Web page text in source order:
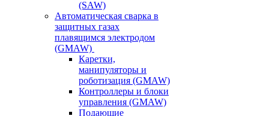
(SAW)
Автоматическая сварка в
защитных газах
плавящимся электродом
(GMAW)
Каретки,
манипуляторы и
роботизация (GMAW)
Контроллеры и блоки
управления (GMAW)
Подающие